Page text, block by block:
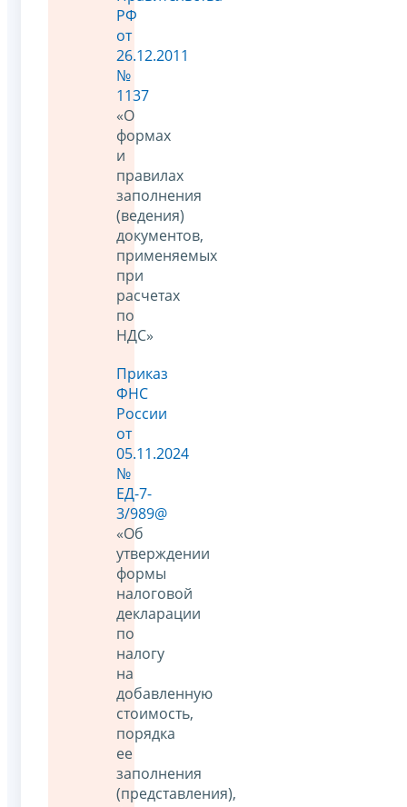
РФ
от
26.12.2011
№
1137
«О
формах
и
правилах
заполнения
(ведения)
документов,
применяемых
при
расчетах
по
НДС»
Приказ
ФНС
России
от
05.11.2024
№
ЕД-7-
3/989@
«Об
утверждении
формы
налоговой
декларации
по
налогу
на
добавленную
стоимость,
порядка
ее
заполнения
(представления),